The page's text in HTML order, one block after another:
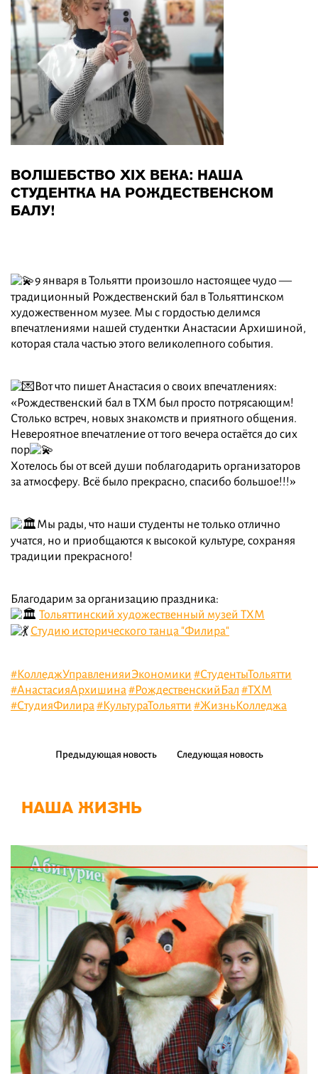
ВОЛШЕБСТВО XIX ВЕКА: НАША
СТУДЕНТКА НА РОЖДЕСТВЕНСКОМ
БАЛУ!
9 января в Тольятти произошло настоящее чудо —
традиционный Рождественский бал в Тольяттинском
художественном музее. Мы с гордостью делимся
впечатлениями нашей студентки Анастасии Архишиной,
которая стала частью этого великолепного события.
Вот что пишет Анастасия о своих впечатлениях:
«Рождественский бал в ТХМ был просто потрясающим!
Столько встреч, новых знакомств и приятного общения.
Невероятное впечатление от того вечера остаётся до сих
пор
Хотелось бы от всей души поблагодарить организаторов
за атмосферу. Всё было прекрасно, спасибо большое!!!»
Мы рады, что наши студенты не только отлично
учатся, но и приобщаются к высокой культуре, сохраняя
традиции прекрасного!
Благодарим за организацию праздника:
Тольяттинский художественный музей ТХМ
Студию исторического танца "Филира"
#КолледжУправленияиЭкономики #СтудентыТольятти
#АнастасияАрхишина#РождественскийБал #ТХМ
#СтудияФилира#КультураТольятти #ЖизньКолледжа
Предыдующая новость Следующая новость
НАША ЖИЗНЬ